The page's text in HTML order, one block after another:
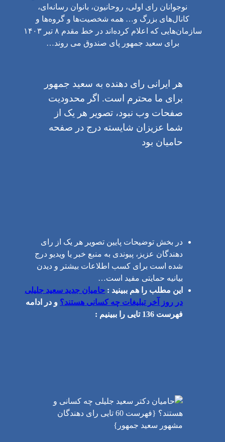
نوجوانان رای اولی، روحانیون، بانوان رسانه‌ای،
کانال‌های بزرگ و… همه شخصیت‌ها و گروه‌ها و
سازمان‌هایی که اعلام کرده‌اند در خط مقدم ۸ تیر ۱۴۰۳
برای سعید جمهور پای صندوق می روند…
هر ایرانی رای دهنده به سعید جمهور
برای ما محترم است. اگر محدودیت
صفحات وب نبود، تصویر هر یک از
شما عزیزان شایسته درج در صفحه
حامیان بود
در بخش توضیحات پایین تصویر هر یک از رای
دهندگان عزیز، پیوندی به منبع خبر یا ویدیو درج
شده است برای کسب اطلاعات بیشتر و دیدن
بیانیه حمایتی مفید است…
این مطلب را هم ببینید : حامیان جدید سعید جلیلی
در روز آخر تبلیغات چه کسانی هستند؟ و در ادامه
فهرست 136 تایی را ببینیم :